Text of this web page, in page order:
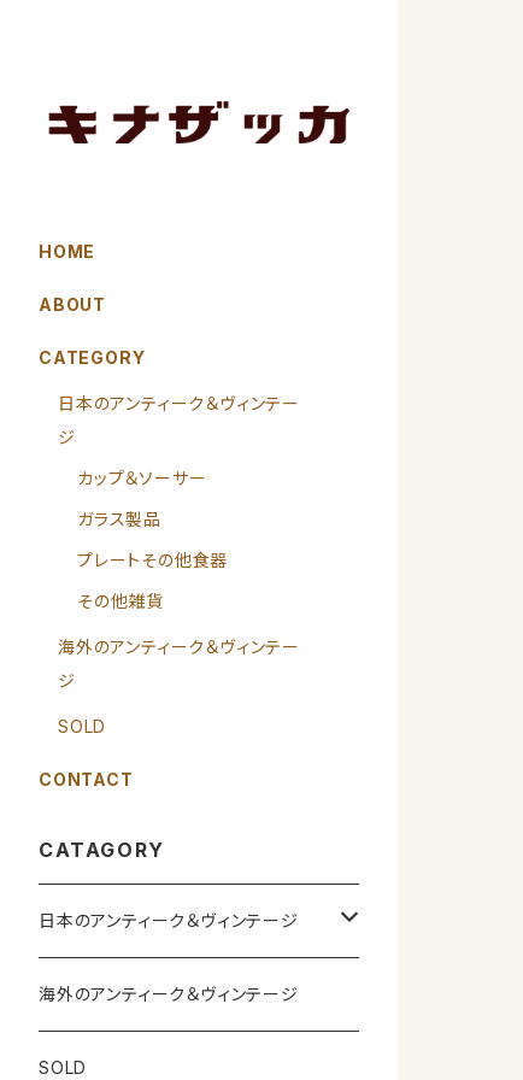
HOME
ABOUT
CATEGORY
日本のアンティーク＆ヴィンテー
ジ
カップ＆ソーサー
ガラス製品
プレートその他食器
その他雑貨
海外のアンティーク＆ヴィンテー
ジ
SOLD
CONTACT
CATAGORY
日本のアンティーク＆ヴィンテージ
カップ＆ソーサー
ガラス製品
海外のアンティーク＆ヴィンテージ
SOLD